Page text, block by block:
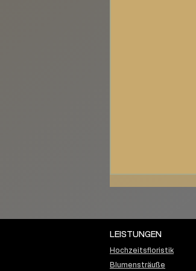
LEISTUNGEN
Hochzeitsfloristik
Blumensträuße